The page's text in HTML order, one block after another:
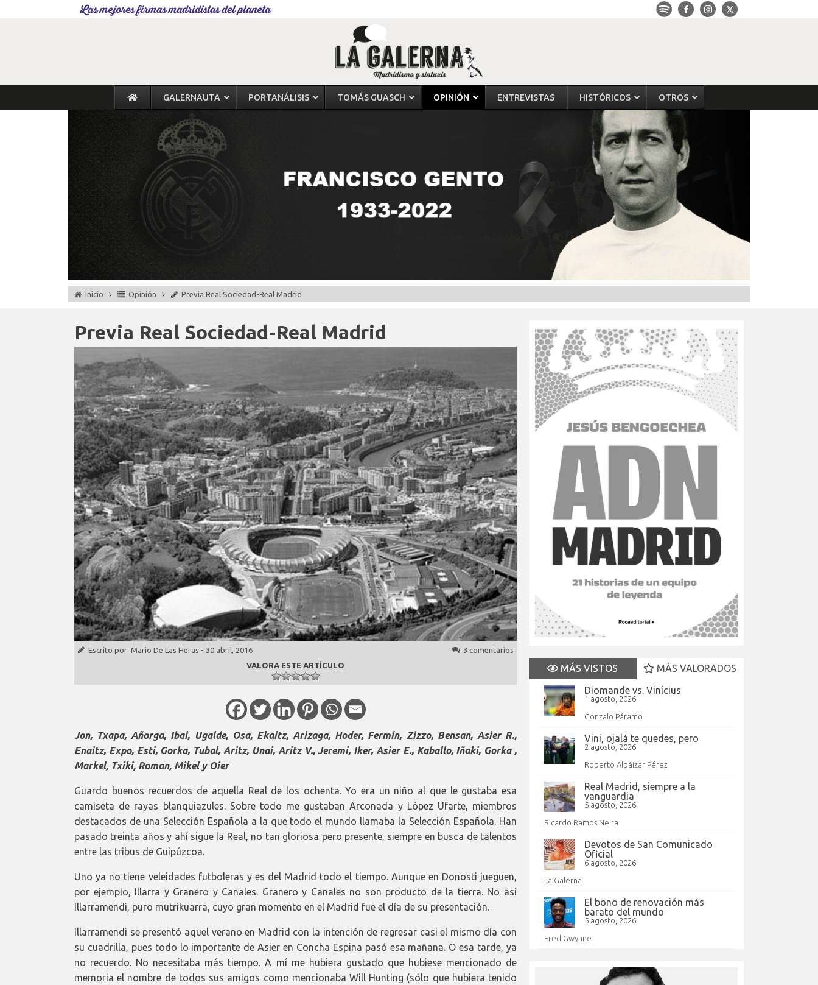
Las mejores firmas madridistas del planeta
GALERNAUTA PORTANÁLISIS TOMÁS GUASCH OPINIÓN ENTREVISTAS HISTÓRICOS OTROS
Inicio Opinión Previa Real Sociedad-Real Madrid
Previa Real Sociedad-Real Madrid
Escrito por: Mario De Las Heras - 30 abril, 2016
3 comentarios
VALORA ESTE ARTÍCULO
Jon, Txapa, Añorga, Ibai, Ugalde, Osa, Ekaitz, Arizaga, Hoder, Fermín, Zizzo, Bensan, Asier R.,
Enaitz, Expo, Esti, Gorka, Tubal, Aritz, Unai, Aritz V., Jeremi, Iker, Asier E., Kaballo, Iñaki, Gorka ,
Markel, Txiki, Roman, Mikel y Oier
Guardo buenos recuerdos de aquella Real de los ochenta. Yo era un niño al que le gustaba esa
camiseta de rayas blanquiazules. Sobre todo me gustaban Arconada y López Ufarte, miembros
destacados de una Selección Española a la que todo el mundo llamaba la Selección Española. Han
pasado treinta años y ahí sigue la Real, no tan gloriosa pero presente, siempre en busca de talentos
entre las tribus de Guipúzcoa.
Uno ya no tiene veleidades futboleras y es del Madrid todo el tiempo. Aunque en Donosti jueguen,
por ejemplo, Illarra y Granero y Canales. Granero y Canales no son producto de la tierra. No así
Illarramendi, puro mutrikuarra, cuyo gran momento en el Madrid fue el día de su presentación.
Illarramendi se presentó aquel verano en Madrid con la intención de regresar casi el mismo día con
su cuadrilla, pues todo lo importante de Asier en Concha Espina pasó esa mañana. O esa tarde, ya
no recuerdo. No necesitaba más tiempo. A mí me hubiera gustado que hubiese mencionado de
memoria el nombre de todos sus amigos como mencionaba Will Hunting (sólo que hubiera tenido
MÁS VISTOS
MÁS VALORADOS
Diomande vs. Vinícius
1 agosto, 2026
Gonzalo Páramo
Vini, ojalá te quedes, pero
2 agosto, 2026
Roberto Albáizar Pérez
Real Madrid, siempre a la
vanguardia
5 agosto, 2026
Ricardo Ramos Neira
Devotos de San Comunicado
Oficial
6 agosto, 2026
La Galerna
El bono de renovación más
barato del mundo
5 agosto, 2026
Fred Gwynne